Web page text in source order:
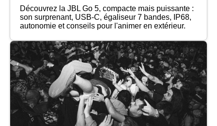
Découvrez la JBL Go 5, compacte mais puissante :
son surprenant, USB‑C, égaliseur 7 bandes, IP68,
autonomie et conseils pour l'animer en extérieur.